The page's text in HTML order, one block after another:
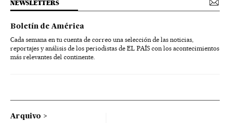
NEWSLETTERS
Boletín de América
Cada semana en tu cuenta de correo una selección de las noticias,
reportajes y análisis de los periodistas de EL PAÍS con los acontecimientos
más relevantes del continente.
Arquivo